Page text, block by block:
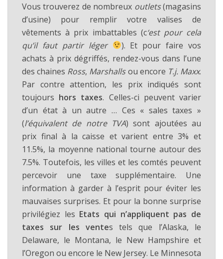
Vous trouverez de nombreux outlets(magasins
d’usine) pour remplir votre valises de
vêtements à prix imbattables (c‘est pour cela
qu’il faut partir léger
). Et pour faire vos
achats à prix dégriffés, rendez-vous dans l’une
des chaines Ross, Marshallsou encore T.j. Maxx.
Par contre attention, les prix indiqués sont
toujours hors taxes. Celles-ci peuvent varier
d’un état à un autre … Ces « sales taxes »
(l’équivalent de notre TVA) sont ajoutées au
prix final à la caisse et varient entre 3% et
11.5%, la moyenne national tourne autour des
7.5%. Toutefois, les villes et les comtés peuvent
percevoir une taxe supplémentaire. Une
information à garder à l’esprit pour éviter les
mauvaises surprises. Et pour la bonne surprise
privilégiez les Etats qui n’appliquent pas de
taxes sur les ventes tels que l’Alaska, le
Delaware, le Montana, le New Hampshire et
l’Oregon ou encore le New Jersey. Le Minnesota